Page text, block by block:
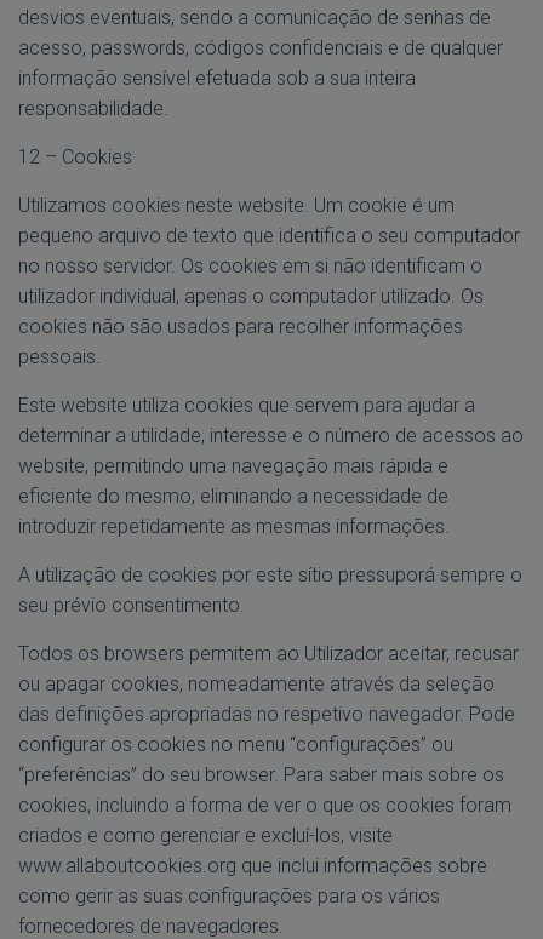
desvios eventuais, sendo a comunicação de senhas de
acesso, passwords, códigos confidenciais e de qualquer
informação sensível efetuada sob a sua inteira
responsabilidade.
12 – Cookies
Utilizamos cookies neste website. Um cookie é um
pequeno arquivo de texto que identifica o seu computador
no nosso servidor. Os cookies em si não identificam o
utilizador individual, apenas o computador utilizado. Os
cookies não são usados para recolher informações
pessoais.
Este website utiliza cookies que servem para ajudar a
determinar a utilidade, interesse e o número de acessos ao
website, permitindo uma navegação mais rápida e
eficiente do mesmo, eliminando a necessidade de
introduzir repetidamente as mesmas informações.
A utilização de cookies por este sítio pressuporá sempre o
seu prévio consentimento.
Todos os browsers permitem ao Utilizador aceitar, recusar
ou apagar cookies, nomeadamente através da seleção
das definições apropriadas no respetivo navegador. Pode
configurar os cookies no menu “configurações” ou
“preferências” do seu browser. Para saber mais sobre os
cookies, incluindo a forma de ver o que os cookies foram
criados e como gerenciar e excluí-los, visite
www.allaboutcookies.org que inclui informações sobre
como gerir as suas configurações para os vários
fornecedores de navegadores.